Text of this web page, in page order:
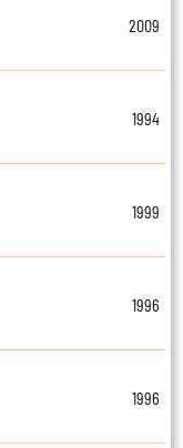
2009
1994
1999
1996
1996